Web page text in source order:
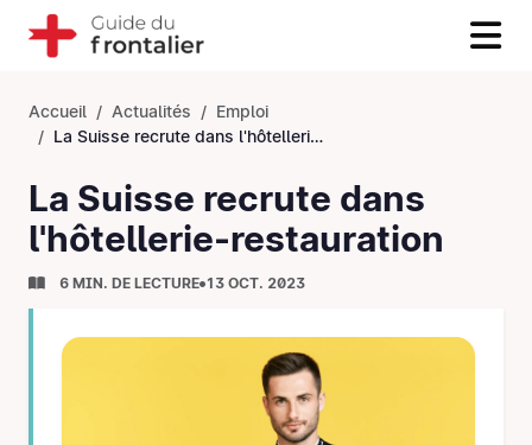
Accueil Actualités
Emploi
La Suisse recrute dans l'hôtellerie-restauration
La Suisse recrute dans
l'hôtellerie-restauration
6 MIN. DE LECTURE 13 OCT. 2023